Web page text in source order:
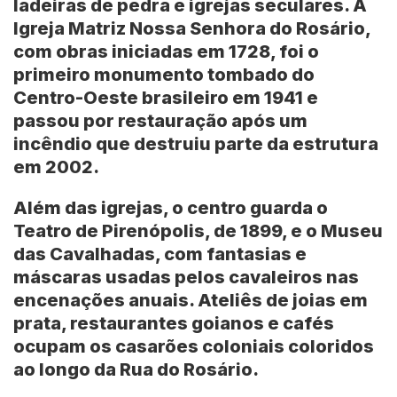
ladeiras de pedra e igrejas seculares. A
Igreja Matriz Nossa Senhora do Rosário,
com obras iniciadas em 1728, foi o
primeiro monumento tombado do
Centro-Oeste brasileiro em 1941 e
passou por restauração após um
incêndio que destruiu parte da estrutura
em 2002.
Além das igrejas, o centro guarda o
Teatro de Pirenópolis, de 1899, e o Museu
das Cavalhadas, com fantasias e
máscaras usadas pelos cavaleiros nas
encenações anuais. Ateliês de joias em
prata, restaurantes goianos e cafés
ocupam os casarões coloniais coloridos
ao longo da Rua do Rosário.